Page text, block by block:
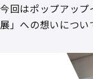
今回はポップアッ
展」への想いについ